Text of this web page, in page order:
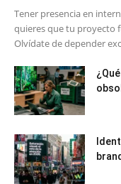
​Tener presencia en
quieres que tu proyecto
Olvídate de depender